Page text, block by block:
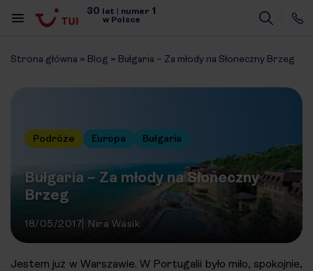
30 lat | numer 1
w Polsce
Strona główna » Blog » Bułgaria – Za młody na Słoneczny Brzeg
Podróże Europa Bułgaria
Bułgaria – Za młody na Słoneczny
Brzeg
18/05/2017 Nira Wasik
Jestem już w Warszawie. W Portugalii było miło, spokojnie,